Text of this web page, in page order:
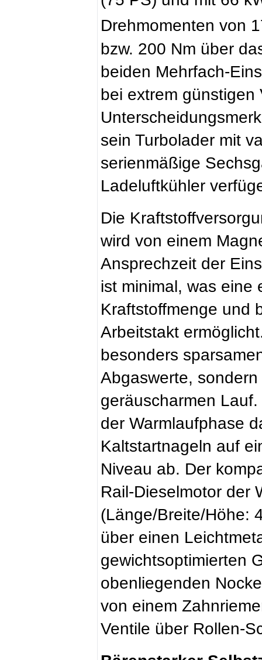
Drehmomenten von
bzw. 200 Nm über
beiden Mehrfach-
bei extrem günstigen
sein Turbolader mit
serienmäßige
Ladeluftkühler
Die
wird von einem
Ansprechzeit der
ist minimal, was eine
Kraftstoffmenge und
Arbeitstakt
besonders
Abgaswerte,
geräuscharmen
der Warmlaufphase
Kaltstartnageln auf
Niveau ab. Der
Rail-Dieselmotor der
(Länge/Breite/Höhe:
über einen
gewichtsoptimierten
obenliegenden
von einem
Ventile über Rollen-